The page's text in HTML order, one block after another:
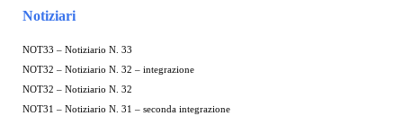
Notiziari
NOT33 – Notiziario N. 33
NOT32 – Notiziario N. 32 – integrazione
NOT32 – Notiziario N. 32
NOT31 – Notiziario N. 31 – seconda integrazione